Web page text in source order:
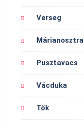
Verseg
Márianosztra
Pusztavacs
Vácduka
Tök